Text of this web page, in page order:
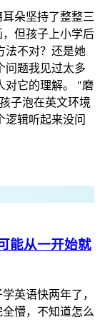
朵坚持了整整三
但孩子上小学后
法不对？还是她
问题我见过太多
对它的理解。 "磨
子泡在英文环境
逻辑听起来没问
能从一开始就
英语快两年了，
懵，不知道怎么